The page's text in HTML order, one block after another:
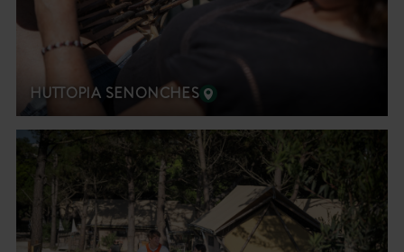
HUTTOPIA SENONCHES